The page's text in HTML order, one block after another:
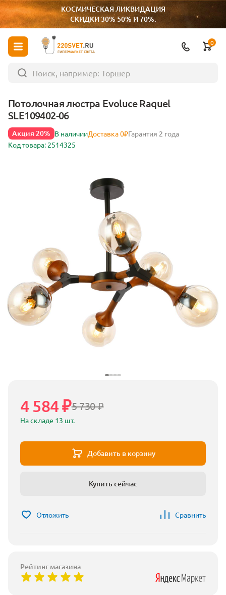
КОСМИЧЕСКАЯ ЛИКВИДАЦИЯ
СКИДКИ 30% 50% И 70%.
ГИПЕРМАРКЕТ СВЕТА
0
Потолочная люстра Evoluce Raquel
SLE109402-06
Акция 20% В наличииДоставка 0₽Гарантия 2 года
Код товара: 2514325
5 730 ₽
4 584 ₽
На складе 13 шт.
Добавить в корзину
Купить сейчас
Отложить Сравнить
Рейтинг магазина